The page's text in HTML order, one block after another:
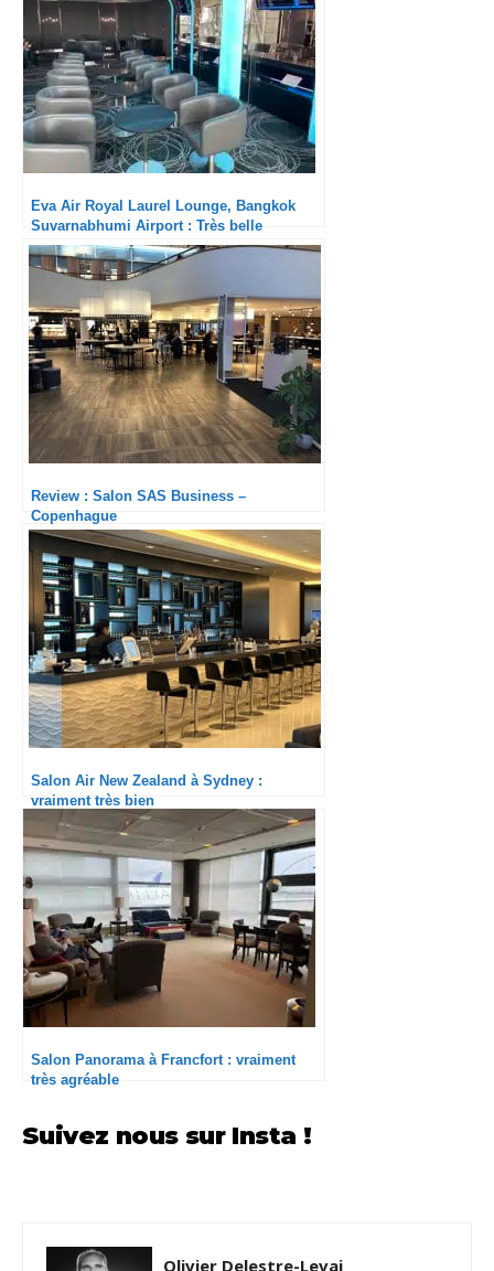
Eva Air Royal Laurel Lounge, Bangkok
Suvarnabhumi Airport : Très belle
expérience
Review : Salon SAS Business –
Copenhague
Salon Air New Zealand à Sydney :
vraiment très bien
Salon Panorama à Francfort : vraiment
très agréable
Suivez nous sur Insta !
Olivier Delestre-Levai